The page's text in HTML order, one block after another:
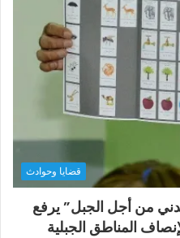
قضايا وحوادث
المدني من أجل الجبل” يرفع
المناطق الجبلية